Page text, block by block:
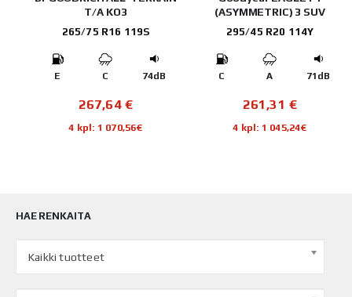
T/A KO3
265/75 R16 119S
E C 74dB
267,64€
4 kpl: 1 070,56€
(ASYMMETRIC) 3 SUV
295/45 R20 114Y
C A 71dB
261,31€
4 kpl: 1 045,24€
HAE RENKAITA
Kaikki tuotteet